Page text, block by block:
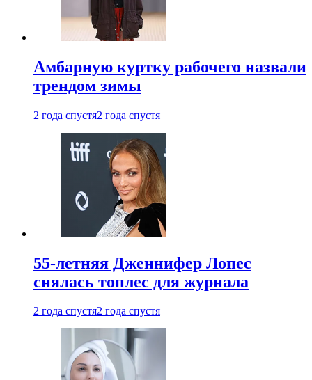
Амбарную куртку рабочего назвали
трендом зимы
2 года спустя2 года спустя
55-летняя Дженнифер Лопес
снялась топлес для журнала
2 года спустя2 года спустя